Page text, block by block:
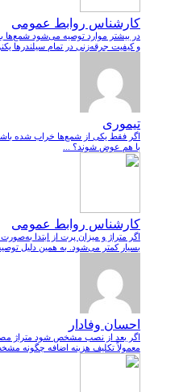
کارشناس روابط عمومی
در بیشتر موارد توصیه می‌شود
و کیفیت جرقه‌زنی در تمام سیلندرها
تیموری
اگر فقط یکی از شمع‌ها خراب شده
با هم عوض شوند؟ ...
کارشناس روابط عمومی
اگر متراژ و میزان پرت از ابتدا
بسیار کمتر می‌شود. به همین دلیل
احسان وفادار
اگر بعد از نصب مشخص شود متراژ
معمولاً تکلیف هزینه اضافه چگونه